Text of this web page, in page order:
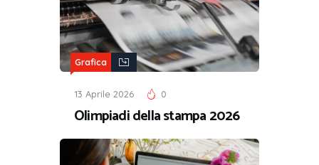
Grafica
13 Aprile 2026 0
Olimpiadi della stampa 2026